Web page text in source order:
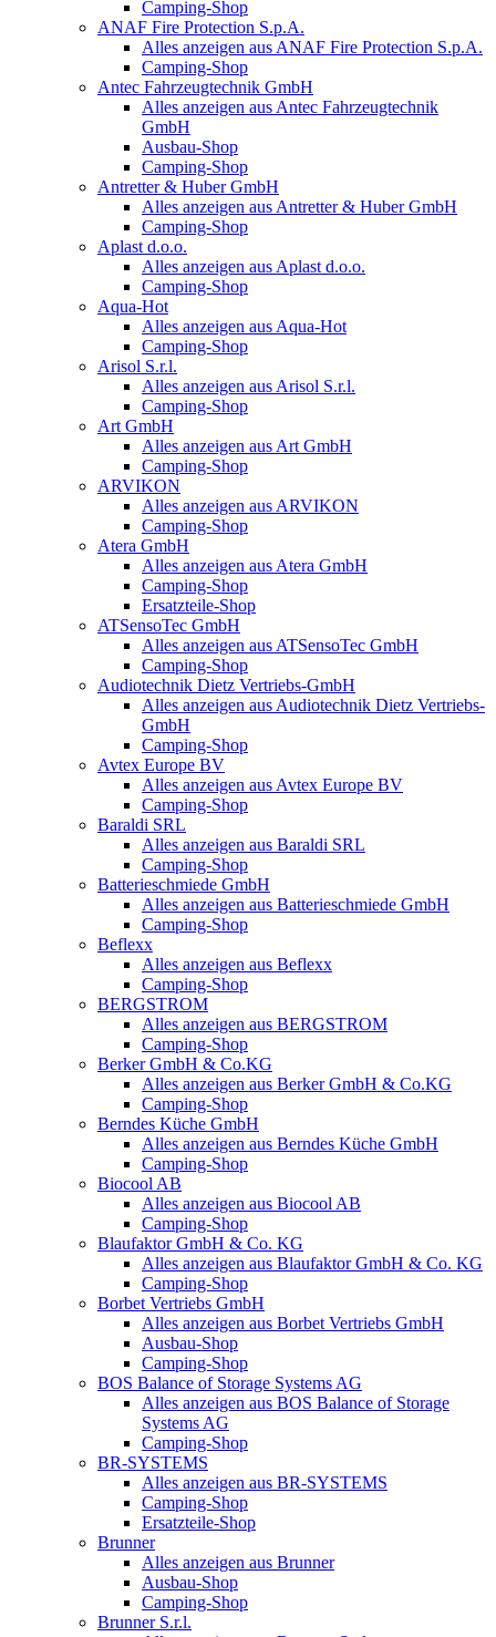
Camping-Shop
ANAF Fire Protection S.p.A.
Alles anzeigen aus ANAF Fire Protection S.p.A.
Camping-Shop
Antec Fahrzeugtechnik GmbH
Alles anzeigen aus Antec Fahrzeugtechnik
GmbH
Ausbau-Shop
Camping-Shop
Antretter & Huber GmbH
Alles anzeigen aus Antretter & Huber GmbH
Camping-Shop
Aplast d.o.o.
Alles anzeigen aus Aplast d.o.o.
Camping-Shop
Aqua-Hot
Alles anzeigen aus Aqua-Hot
Camping-Shop
Arisol S.r.l.
Alles anzeigen aus Arisol S.r.l.
Camping-Shop
Art GmbH
Alles anzeigen aus Art GmbH
Camping-Shop
ARVIKON
Alles anzeigen aus ARVIKON
Camping-Shop
Atera GmbH
Alles anzeigen aus Atera GmbH
Camping-Shop
Ersatzteile-Shop
ATSensoTec GmbH
Alles anzeigen aus ATSensoTec GmbH
Camping-Shop
Audiotechnik Dietz Vertriebs-GmbH
Alles anzeigen aus Audiotechnik Dietz Vertriebs-
GmbH
Camping-Shop
Avtex Europe BV
Alles anzeigen aus Avtex Europe BV
Camping-Shop
Baraldi SRL
Alles anzeigen aus Baraldi SRL
Camping-Shop
Batterieschmiede GmbH
Alles anzeigen aus Batterieschmiede GmbH
Camping-Shop
Beflexx
Alles anzeigen aus Beflexx
Camping-Shop
BERGSTROM
Alles anzeigen aus BERGSTROM
Camping-Shop
Berker GmbH & Co.KG
Alles anzeigen aus Berker GmbH & Co.KG
Camping-Shop
Berndes Küche GmbH
Alles anzeigen aus Berndes Küche GmbH
Camping-Shop
Biocool AB
Alles anzeigen aus Biocool AB
Camping-Shop
Blaufaktor GmbH & Co. KG
Alles anzeigen aus Blaufaktor GmbH & Co. KG
Camping-Shop
Borbet Vertriebs GmbH
Alles anzeigen aus Borbet Vertriebs GmbH
Ausbau-Shop
Camping-Shop
BOS Balance of Storage Systems AG
Alles anzeigen aus BOS Balance of Storage
Systems AG
Camping-Shop
BR-SYSTEMS
Alles anzeigen aus BR-SYSTEMS
Camping-Shop
Ersatzteile-Shop
Brunner
Alles anzeigen aus Brunner
Ausbau-Shop
Camping-Shop
Brunner S.r.l.